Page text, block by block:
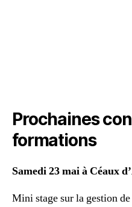
Prochaines
formations
Samedi 23 mai à Céaux
Mini stage sur la gestion